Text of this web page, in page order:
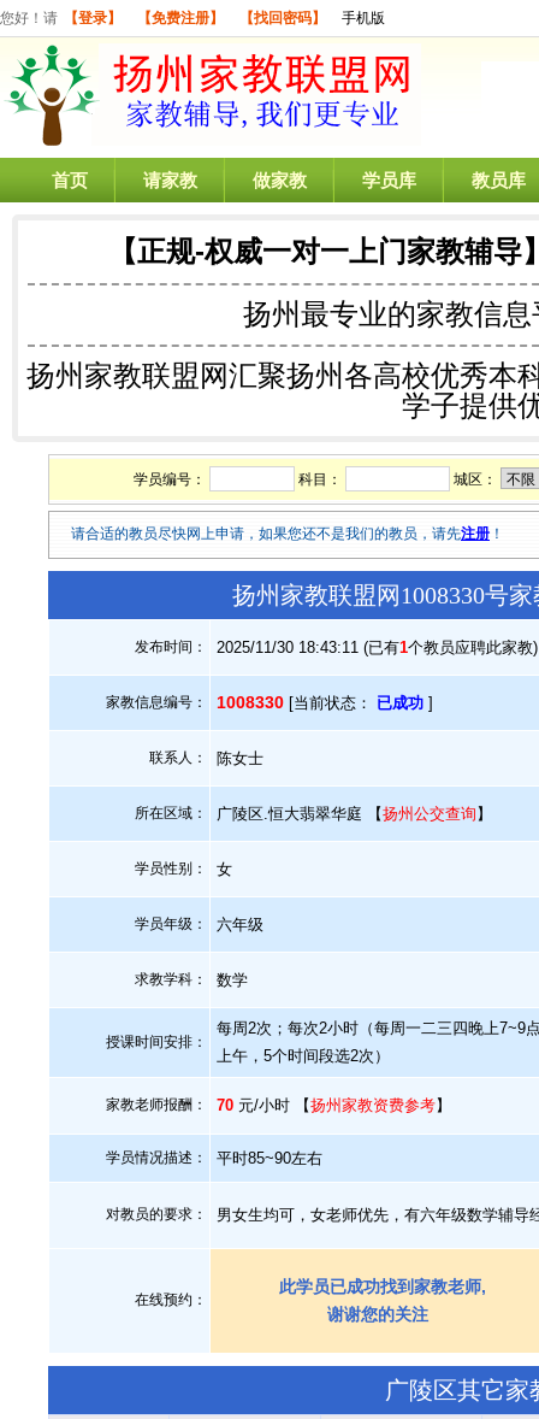
您好！请 【登录】 【免费注册】 【找回密码】 手机版
首页 请家教 做家教 学员库 教员库
【正规-权威一对一上门家教辅
扬州最专业的家教信
扬州家教联盟网汇聚扬州各高校优秀本
学子提供
学员编号： 科目： 城区：
请合适的教员尽快网上申请，如果您还不是我们的教员，请先注册 ！
扬州家教联盟网1008330号
发布时间： 2025/11/30 18:43:11 (已有1个教员应聘此家教)
家教信息编号： 1008330 [当前状态： 已成功 ]
联系人： 陈女士
所在区域： 广陵区.恒大翡翠华庭 【扬州公交查询 】
学员性别： 女
学员年级： 六年级
求教学科： 数学
授课时间安排：
每周2次；每次2小时（每周一二三四晚上7~9
上午，5个时间段选2次）
家教老师报酬： 70 元/小时 【扬州家教资费参考】
学员情况描述： 平时85~90左右
对教员的要求： 男女生均可，女老师优先，有六年级数学辅导
在线预约：
此学员已成功找到家教老师,
谢谢您的关注
广陵区其它家